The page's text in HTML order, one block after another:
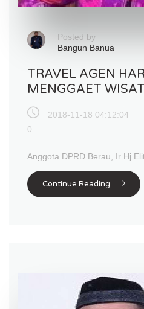
Posted by
Bangun Banua
TRAVEL AGEN
MENGGAET
2018-11-18 04:12:04
0
Anggota DPRD Berau, Ir Hj
Continue Reading